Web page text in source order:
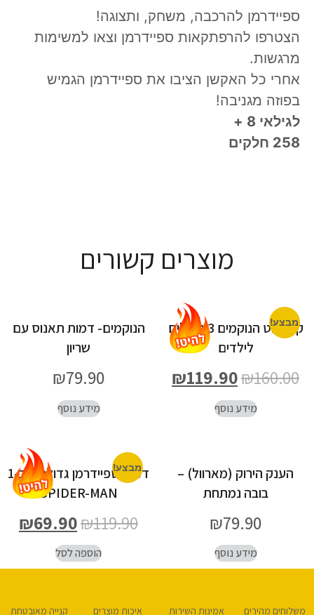
ספיידרמן להרכבה, משחק, ותצוגה!
הצטרפו להרפתקאות ספיידרמן וצאו למשימות
מרגשות.
אחרי כל האקשן הציבו את ספיידרמן הגמיש
בפוזה מגניבה!
לגילאי 8 +
258 חלקים
מוצרים קשורים
מבצע!
קורקינט הנוקמים 3 גלגלים
לילדים
₪160.00
₪119.90
מידע נוסף
הנוקמים- דמות תאנוס עם
שריון
₪79.90
מידע נוסף
הענק הירוק (מארוול) –
בובה נמתחת
₪79.90
מידע נוסף
מבצע!
דמות ספיידרמן גדולה 3 ב-1
SPIDER-MAN
₪119.90
₪69.90
הוספה לסל
משלוחים מהירים אמינות השירות איכות מוצרים קנייה מאובטחת